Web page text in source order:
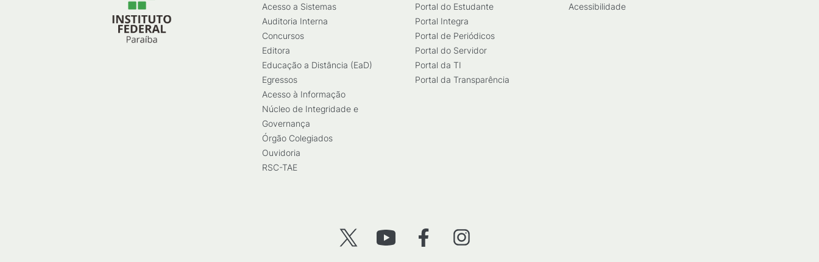
Acesso a Sistemas
Auditoria Interna
Concursos
Editora
Educação a Distância (EaD)
Egressos
Acesso à Informação
Núcleo de Integridade e
Governança
Órgão Colegiados
Ouvidoria
RSC-TAE
Portal do Estudante
Portal Integra
Portal de Periódicos
Portal do Servidor
Portal da TI
Portal da Transparência
Acessibilidade